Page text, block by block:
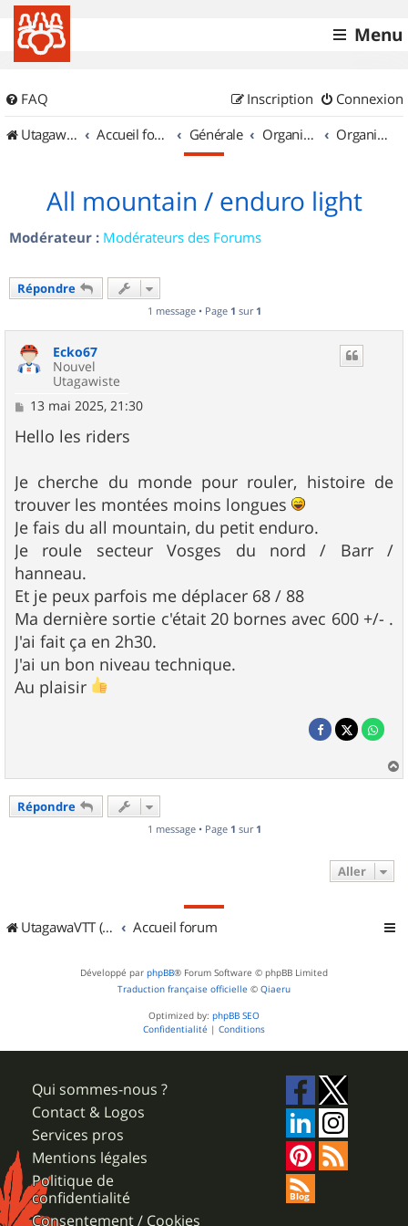
Menu
FAQ Connexion
Inscription
UtagawaVTT (Randos VTT et VTTAE avec traces GPS)
Accueil forum Générale Organisation de sorties & Recherche de partenaires Organisation de sorties en région Alsace
All mountain / enduro light
Modérateur : Modérateurs des Forums
Répondre
1 message • Page 1 sur 1
Ecko67
Nouvel
Utagawiste
M
s
s
g
e
13 mai 2025, 21:30
Hello les riders
Je cherche du monde pour rouler, histoire de
trouver les montées moins longues
Je fais du all mountain, du petit enduro.
Je roule secteur Vosges du nord / Barr /
hanneau.
Et je peux parfois me déplacer 68 / 88
Ma dernière sortie c'était 20 bornes avec 600 +/- .
J'ai fait ça en 2h30.
J'ai un bon niveau technique.
Au plaisir
a
Répondre
1 message • Page 1 sur 1
Aller
UtagawaVTT (Randos VTT et VTTAE avec traces GPS) Accueil forum
Développé par phpBB® Forum Software © phpBB Limited
Traduction française officielle © Qiaeru
Optimized by: phpBB SEO
Confidentialité | Conditions
Qui sommes-nous ?
Contact & Logos
Services pros
Mentions légales
Politique de
confidentialité
Consentement / Cookies